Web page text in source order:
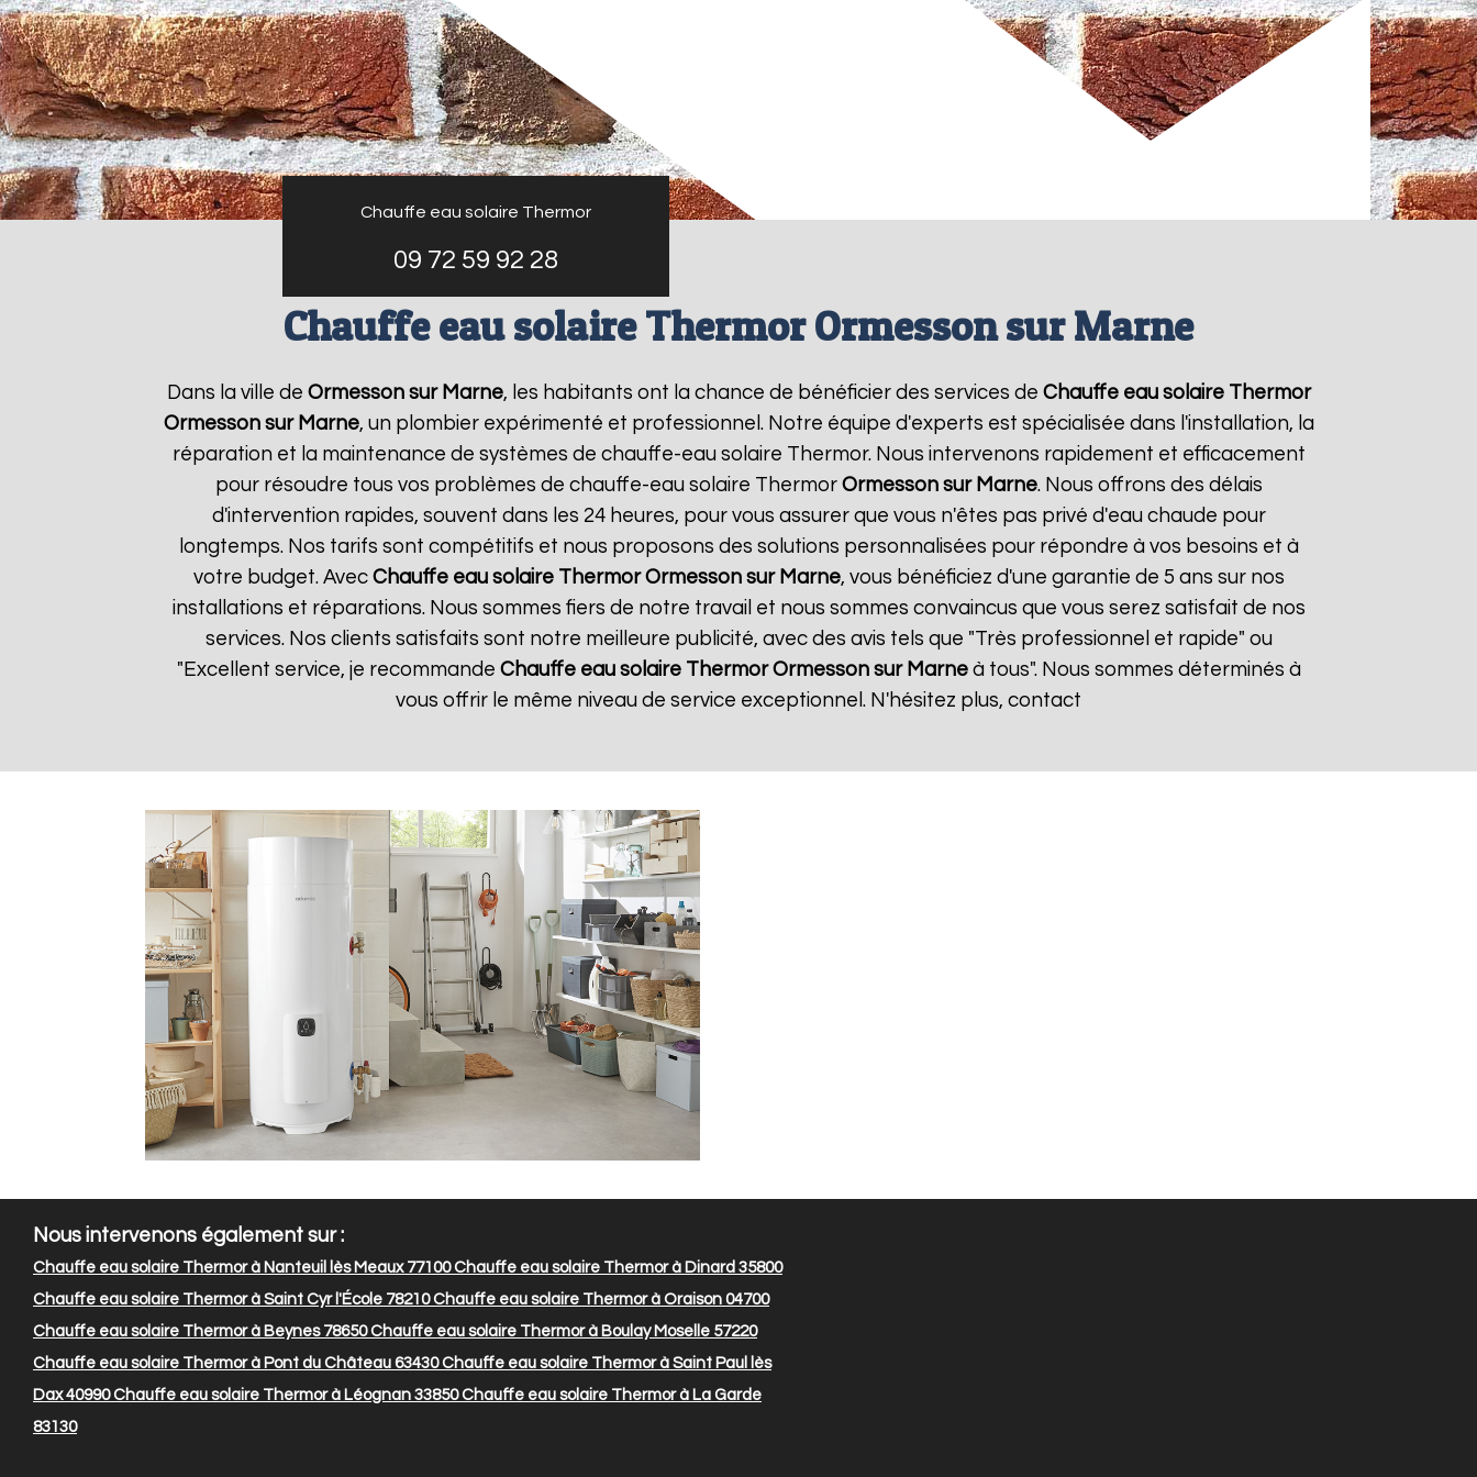
Chauffe eau solaire Thermor
09 72 59 92 28
Chauffe eau solaire Thermor Ormesson sur Marne
Dans la ville de Ormesson sur Marne, les habitants ont la chance de bénéficier des services de Chauffe eau solaire Thermor
Ormesson sur Marne, un plombier expérimenté et professionnel. Notre équipe d'experts est spécialisée dans l'installation, la
réparation et la maintenance de systèmes de chauffe-eau solaire Thermor. Nous intervenons rapidement et efficacement
pour résoudre tous vos problèmes de chauffe-eau solaire Thermor Ormesson sur Marne. Nous offrons des délais
d'intervention rapides, souvent dans les 24 heures, pour vous assurer que vous n'êtes pas privé d'eau chaude pour
longtemps. Nos tarifs sont compétitifs et nous proposons des solutions personnalisées pour répondre à vos besoins et à
votre budget. Avec Chauffe eau solaire Thermor Ormesson sur Marne, vous bénéficiez d'une garantie de 5 ans sur nos
installations et réparations. Nous sommes fiers de notre travail et nous sommes convaincus que vous serez satisfait de nos
services. Nos clients satisfaits sont notre meilleure publicité, avec des avis tels que "Très professionnel et rapide" ou
"Excellent service, je recommande Chauffe eau solaire Thermor Ormesson sur Marneà tous". Nous sommes déterminés à
vous offrir le même niveau de service exceptionnel. N'hésitez plus, contact
Nous intervenons également sur :
Chauffe eau solaire Thermor à Nanteuil lès Meaux 77100Chauffe eau solaire Thermor à Dinard 35800
Chauffe eau solaire Thermor à Saint Cyr l'École 78210Chauffe eau solaire Thermor à Oraison 04700
Chauffe eau solaire Thermor à Beynes 78650Chauffe eau solaire Thermor à Boulay Moselle 57220
Chauffe eau solaire Thermor à Pont du Château 63430Chauffe eau solaire Thermor à Saint Paul lès
Dax 40990Chauffe eau solaire Thermor à Léognan 33850Chauffe eau solaire Thermor à La Garde
83130